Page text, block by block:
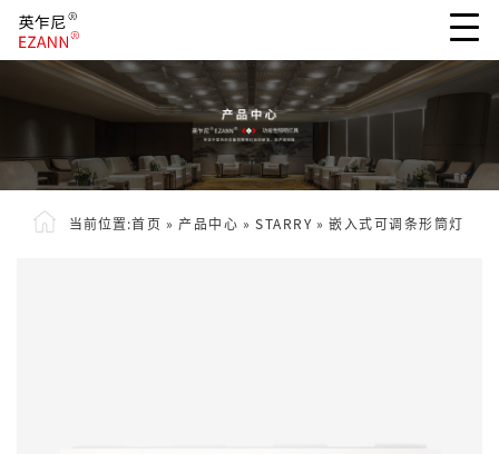
当前位置:首页 » 产品中心 » STARRY » 嵌入式可调条形筒灯